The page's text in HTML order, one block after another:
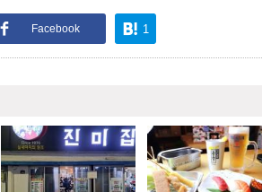
Facebook 1